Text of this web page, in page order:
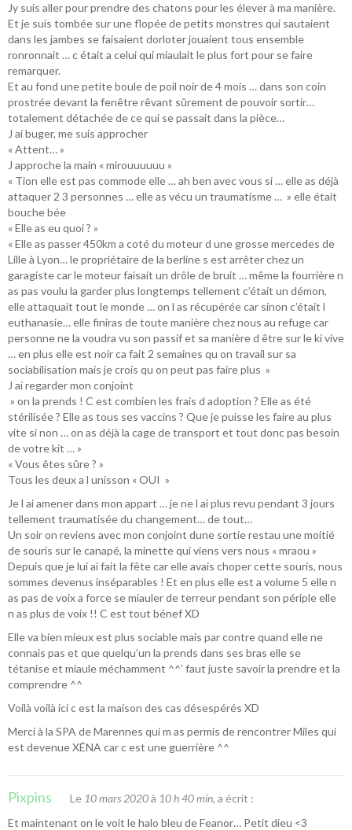
Jy suis aller pour prendre des chatons pour les élever à ma manière.
Et je suis tombée sur une flopée de petits monstres qui sautaient
dans les jambes se faisaient dorloter jouaient tous ensemble
ronronnait … c était a celui qui miaulait le plus fort pour se faire
remarquer.
Et au fond une petite boule de poil noir de 4 mois … dans son coin
prostrée devant la fenêtre rêvant sûrement de pouvoir sortir…
totalement détachée de ce qui se passait dans la pièce…
J ai buger, me suis approcher
« Attent… »
J approche la main « mirouuuuuu »
« Tion elle est pas commode elle … ah ben avec vous si … elle as déjà
attaquer 2 3 personnes … elle as vécu un traumatisme … » elle était
bouche bée
« Elle as eu quoi ? »
« Elle as passer 450km a coté du moteur d une grosse mercedes de
Lille à Lyon… le propriétaire de la berline s est arrêter chez un
garagiste car le moteur faisait un drôle de bruit … même la fourrière n
as pas voulu la garder plus longtemps tellement c’était un démon,
elle attaquait tout le monde … on l as récupérée car sinon c’était l
euthanasie… elle finiras de toute manière chez nous au refuge car
personne ne la voudra vu son passif et sa manière d être sur le ki vive
… en plus elle est noir ca fait 2 semaines qu on travail sur sa
sociabilisation mais je crois qu on peut pas faire plus »
J ai regarder mon conjoint
» on la prends ! C est combien les frais d adoption ? Elle as été
stérilisée ? Elle as tous ses vaccins ? Que je puisse les faire au plus
vite si non … on as déjà la cage de transport et tout donc pas besoin
de votre kit … »
« Vous êtes sûre ? »
Tous les deux a l unisson « OUI »
Je l ai amener dans mon appart … je ne l ai plus revu pendant 3 jours
tellement traumatisée du changement… de tout…
Un soir on reviens avec mon conjoint dune sortie restau une moitié
de souris sur le canapé, la minette qui viens vers nous « mraou »
Depuis que je lui ai fait la fête car elle avais choper cette souris, nous
sommes devenus inséparables ! Et en plus elle est a volume 5 elle n
as pas de voix a force se miauler de terreur pendant son périple elle
n as plus de voix !! C est tout bénef XD
Elle va bien mieux est plus sociable mais par contre quand elle ne
connais pas et que quelqu’un la prends dans ses bras elle se
tétanise et miaule méchamment ^^’ faut juste savoir la prendre et la
comprendre ^^
Voilà voilà ici c est la maison des cas désespérés XD
Merci à la SPA de Marennes qui m as permis de rencontrer Miles qui
est devenue XÉNA car c est une guerrière ^^
Pixpins Le 10 mars 2020à 10 h 40 min, a écrit :
Et maintenant on le voit le halo bleu de Feanor… Petit dieu <3